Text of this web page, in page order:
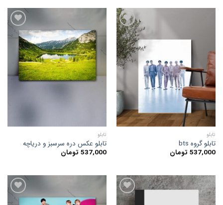
افزودن
به
علاقه
مندی
تابلو
تابلو گروه bts
537,000 تومان
افزودن
به
علاقه
مندی
ها
تابلو
تابلو عکس دره سرسبز و دریاچه
537,000 تومان